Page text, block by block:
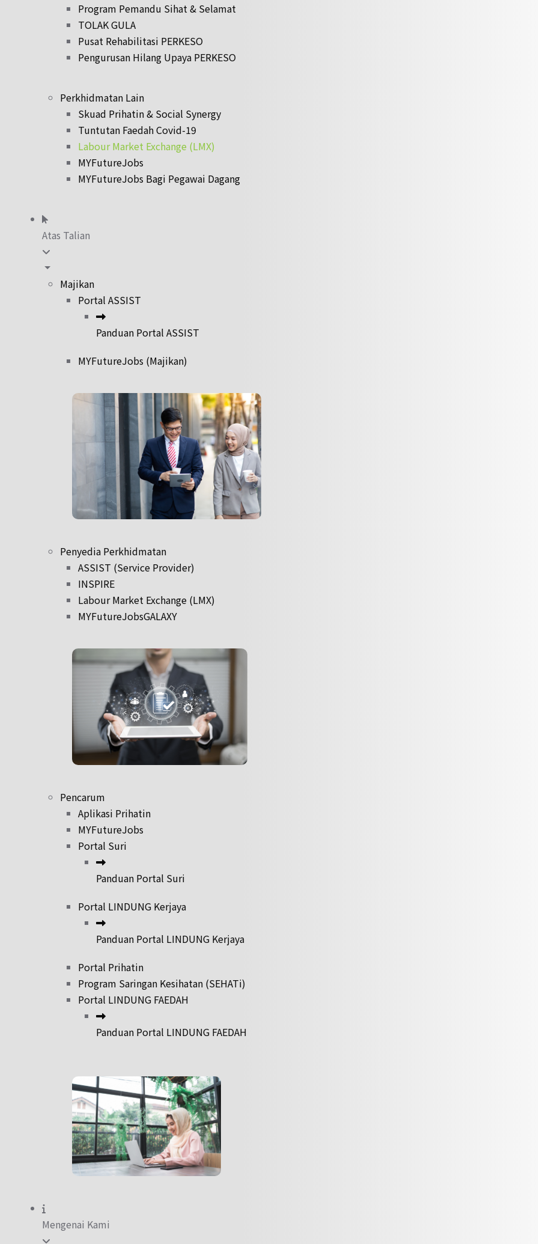
Program Pemandu Sihat & Selamat
TOLAK GULA
Pusat Rehabilitasi PERKESO
Pengurusan Hilang Upaya PERKESO
Perkhidmatan Lain
Skuad Prihatin & Social Synergy
Tuntutan Faedah Covid-19
Labour Market Exchange (LMX)
MYFutureJobs
MYFutureJobs Bagi Pegawai Dagang
Atas Talian
Majikan
Portal ASSIST
Panduan Portal ASSIST
MYFutureJobs (Majikan)
Penyedia Perkhidmatan
ASSIST (Service Provider)
INSPIRE
Labour Market Exchange (LMX)
MYFutureJobsGALAXY
Pencarum
Aplikasi Prihatin
MYFutureJobs
Portal Suri
Panduan Portal Suri
Portal LINDUNG Kerjaya
Panduan Portal LINDUNG Kerjaya
Portal Prihatin
Program Saringan Kesihatan (SEHATi)
Portal LINDUNG FAEDAH
Panduan Portal LINDUNG FAEDAH
Mengenai Kami